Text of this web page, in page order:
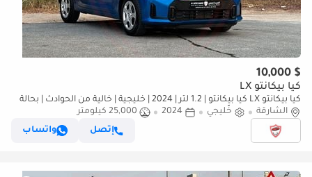
$ 10,000
كيا بيكانتو LX
كيا بيكانتو LX كيا بيكانتو | 1.2 لتر | 2024 | خليجية | خالية من الحوادث | بحالة
ممتازة | 613 شهرياً
الشارقة خليجي 2024
25,000 كيلومتر
إتصل
واتساب